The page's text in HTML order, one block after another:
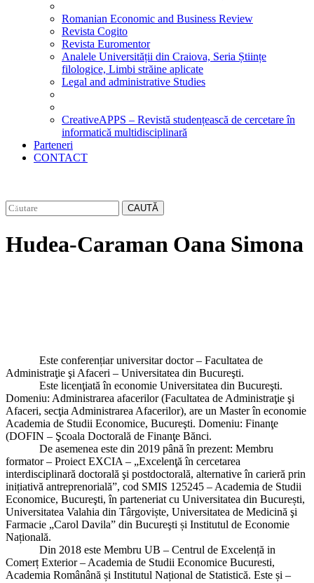
Romanian Economic and Business Review
Revista Cogito
Revista Euromentor
Analele Universității din Craiova, Seria Științe
filologice, Limbi străine aplicate
Legal and administrative Studies
CreativeAPPS – Revistă studențească de cercetare în
informatică multidisciplinară
Parteneri
CONTACT
CAUTĂ
Hudea-Caraman Oana Simona
Este conferențiar universitar doctor – Facultatea de
Administraţie şi Afaceri – Universitatea din Bucureşti.
Este licenţiată în economie Universitatea din Bucureşti.
Domeniu: Administrarea afacerilor (Facultatea de Administraţie şi
Afaceri, secţia Administrarea Afacerilor), are un Master în economie
Academia de Studii Economice, Bucureşti. Domeniu: Finanţe
(DOFIN – Şcoala Doctorală de Finanţe Bănci.
De asemenea este din 2019 până în prezent: Membru
formator – Proiect EXCIA – „Excelenţă în cercetarea
interdisciplinară doctorală şi postdoctorală, alternative în carieră prin
inițiativă antreprenorială”, cod SMIS 125245 – Academia de Studii
Economice, Bucureşti, în parteneriat cu Universitatea din București,
Universitatea Valahia din Târgoviște, Universitatea de Medicină şi
Farmacie „Carol Davila” din Bucureşti și Institutul de Economie
Națională.
Din 2018 este Membru UB – Centrul de Excelență in
Comerț Exterior – Academia de Studii Economice Bucuresti,
Academia Românână și Institutul Național de Statistică. Este și –